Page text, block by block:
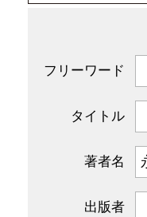
フリーワード
タイトル
著者名
出版者